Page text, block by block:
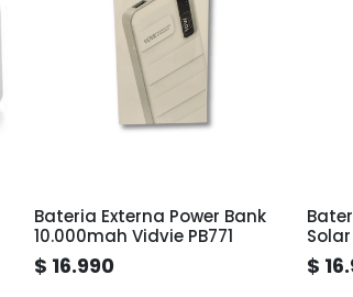
Bateria Externa Power Bank
10.000mah Vidvie PB771
$ 16.990 $